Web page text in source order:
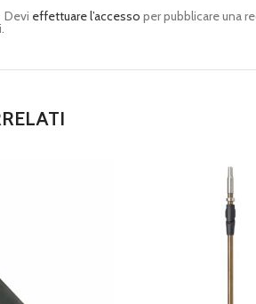
Devi effettuare l’accesso per pubblicare una